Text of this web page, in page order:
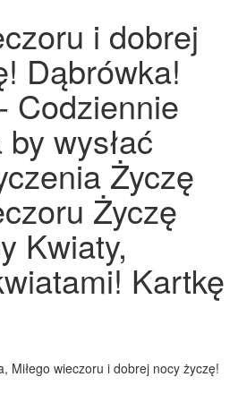
i dobrej
Dąbrówka!
Codziennie
wysłać
Życzę
Życzę
Kwiaty,
Kartkę
Miłego wieczoru i dobrej nocy życzę!